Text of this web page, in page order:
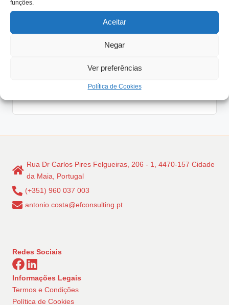
funções.
Aceitar
Negar
Ver preferências
Política de Cookies
(Isidoro) do fundador do El Corte
grandes empresários espanhóis: Emílio Botín – o
Rua Dr Carlos Pires Felgueiras, 206 - 1, 4470-157 Cidade
da Maia, Portugal
(+351) 960 037 003
antonio.costa@efconsulting.pt
Redes Sociais
Informações Legais
Termos e Condições
Política de Cookies